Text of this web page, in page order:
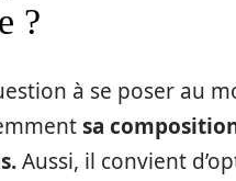
?
à se poser au
sa
Aussi, il convient